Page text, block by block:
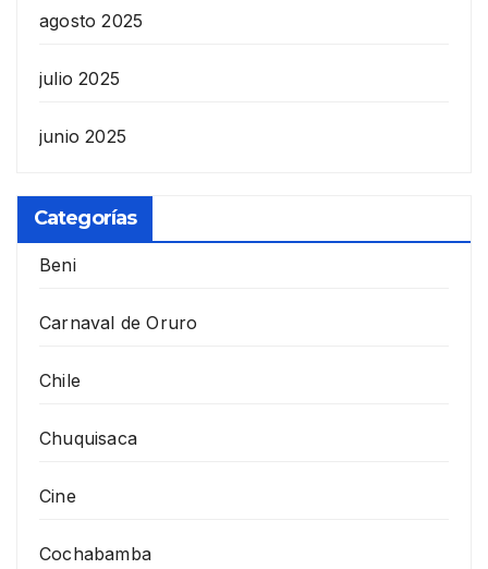
agosto 2025
julio 2025
junio 2025
Categorías
Beni
Carnaval de Oruro
Chile
Chuquisaca
Cine
Cochabamba